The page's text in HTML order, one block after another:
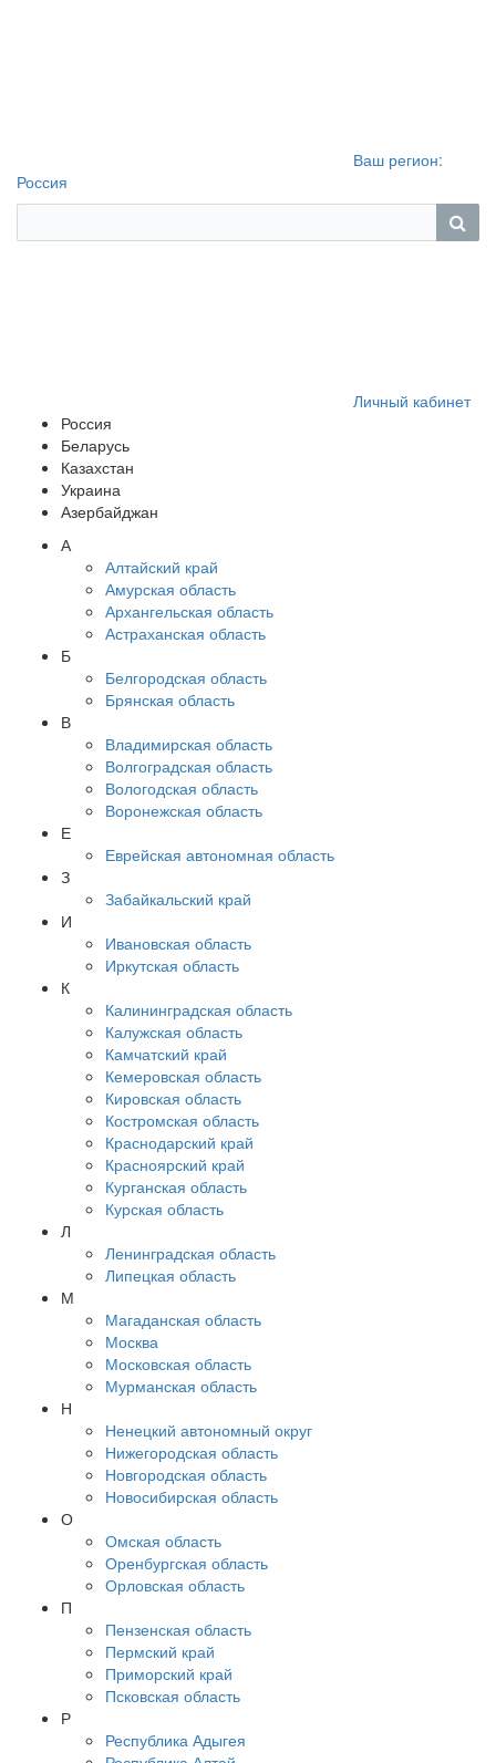
Ваш регион:
Россия
Личный кабинет
Россия
Беларусь
Казахстан
Украина
Азербайджан
А
Алтайский край
Амурская область
Архангельская область
Астраханская область
Б
Белгородская область
Брянская область
В
Владимирская область
Волгоградская область
Вологодская область
Воронежская область
Е
Еврейская автономная область
З
Забайкальский край
И
Ивановская область
Иркутская область
К
Калининградская область
Калужская область
Камчатский край
Кемеровская область
Кировская область
Костромская область
Краснодарский край
Красноярский край
Курганская область
Курская область
Л
Ленинградская область
Липецкая область
М
Магаданская область
Москва
Московская область
Мурманская область
Н
Ненецкий автономный округ
Нижегородская область
Новгородская область
Новосибирская область
О
Омская область
Оренбургская область
Орловская область
П
Пензенская область
Пермский край
Приморский край
Псковская область
Р
Республика Адыгея